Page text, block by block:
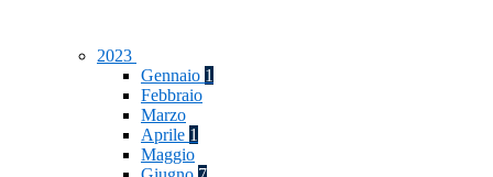
2023
Gennaio 1
Febbraio
Marzo
Aprile 1
Maggio